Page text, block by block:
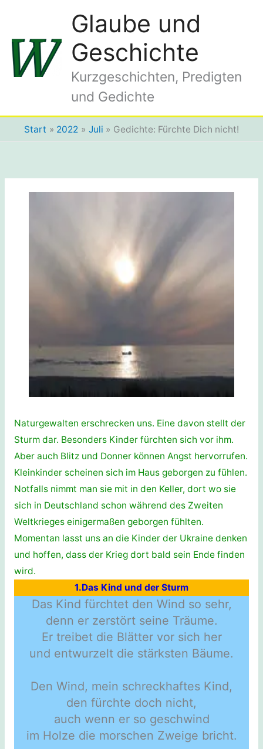
springen
Glaube und
Geschichte
Kurzgeschichten, Predigten
und Gedichte
Start 2022 Juli Gedichte: Fürchte Dich nicht!
Naturgewalten erschrecken uns. Eine davon stellt der
Sturm dar. Besonders Kinder fürchten sich vor ihm.
Aber auch Blitz und Donner können Angst hervorrufen.
Kleinkinder scheinen sich im Haus geborgen zu fühlen.
Notfalls nimmt man sie mit in den Keller, dort wo sie
sich in Deutschland schon während des Zweiten
Weltkrieges einigermaßen geborgen fühlten.
Momentan lasst uns an die Kinder der Ukraine denken
und hoffen, dass der Krieg dort bald sein Ende finden
wird.
1.Das Kind und der Sturm
Das Kind fürchtet den Wind so sehr,
denn er zerstört seine Träume.
Er treibet die Blätter vor sich her
und entwurzelt die stärksten Bäume.
Den Wind, mein schreckhaftes Kind,
den fürchte doch nicht,
auch wenn er so geschwind
im Holze die morschen Zweige bricht.